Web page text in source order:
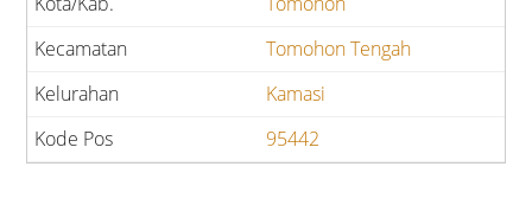
Tomohon Tengah
Kamasi
95442